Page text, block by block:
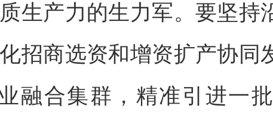
生产力的生力军。要坚持
招商选资和增资扩产协同
融合集群，精准引进一